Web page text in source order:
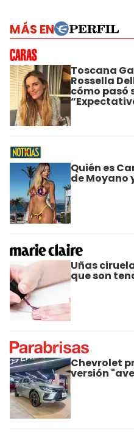
MÁS EN
Toscana
Rossella
cómo pasó
Quién es
de Moyano
Uñas
que son
Chevrolet
versión